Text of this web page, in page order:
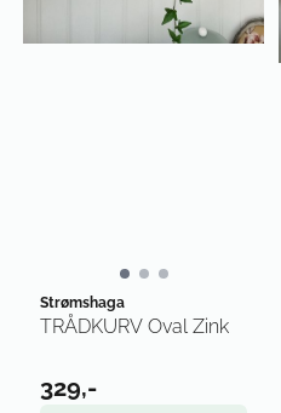
Strømshaga
TRÅDKURV Oval Zink
329,-